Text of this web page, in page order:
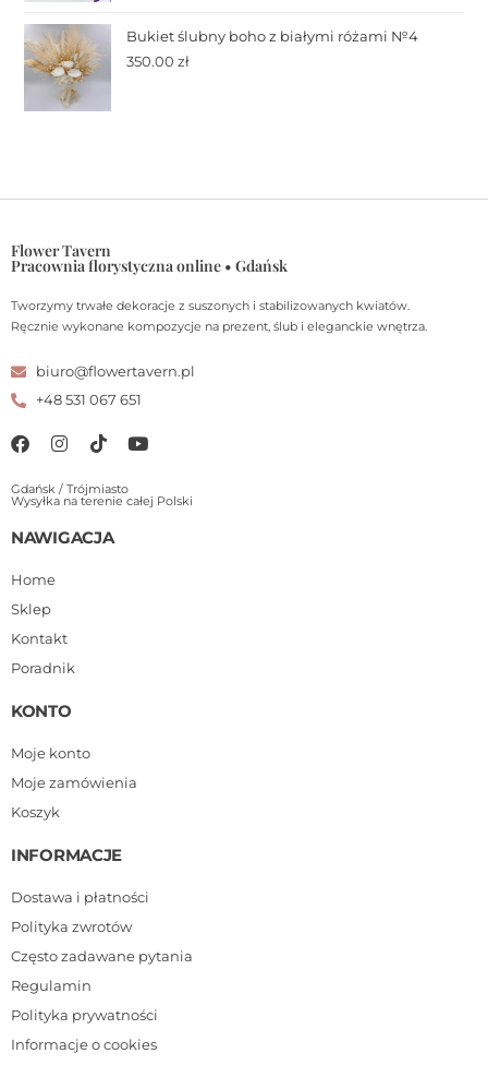
Bukiet ślubny boho z białymi różami №4
350.00zł
Flower Tavern
Pracownia florystyczna online • Gdańsk
Tworzymy trwałe dekoracje z suszonych i stabilizowanych kwiatów.
Ręcznie wykonane kompozycje na prezent, ślub i eleganckie wnętrza.
biuro@flowertavern.pl
+48 531 067 651
Gdańsk / Trójmiasto
Wysyłka na terenie całej Polski
NAWIGACJA
Home
Sklep
Kontakt
Poradnik
KONTO
Moje konto
Moje zamówienia
Koszyk
INFORMACJE
Dostawa i płatności
Polityka zwrotów
Często zadawane pytania
Regulamin
Polityka prywatności
Informacje o cookies